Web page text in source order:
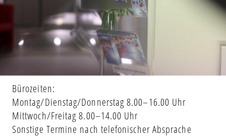
Bürozeiten:
Montag/Dienstag/Donnerstag 8.00–16.00 Uhr
Mittwoch/Freitag 8.00–14.00 Uhr
Sonstige Termine nach telefonischer Absprache